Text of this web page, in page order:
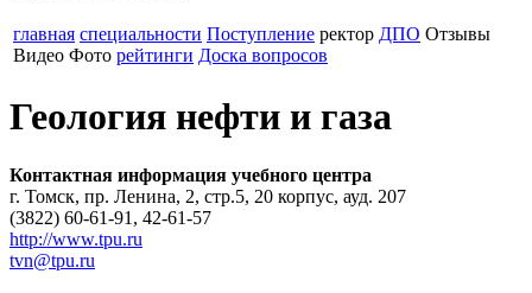
главная специальности Поступление ректор ДПО Отзывы
Видео Фото рейтинги Доска вопросов
Геология нефти и газа
Контактная информация учебного центра
г. Томск, пр. Ленина, 2, стр.5, 20 корпус, ауд. 207
(3822) 60-61-91, 42-61-57
http://www.tpu.ru
tvn@tpu.ru